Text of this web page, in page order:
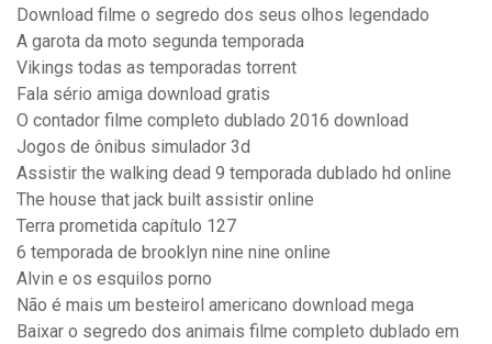
Download filme o segredo dos seus olhos legendado
A garota da moto segunda temporada
Vikings todas as temporadas torrent
Fala sério amiga download gratis
O contador filme completo dublado 2016 download
Jogos de ônibus simulador 3d
Assistir the walking dead 9 temporada dublado hd online
The house that jack built assistir online
Terra prometida capítulo 127
6 temporada de brooklyn nine nine online
Alvin e os esquilos porno
Não é mais um besteirol americano download mega
Baixar o segredo dos animais filme completo dublado em